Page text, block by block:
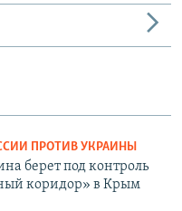
ПРОТИВ УКРАИНЫ
берет под контроль
коридор» в Крым